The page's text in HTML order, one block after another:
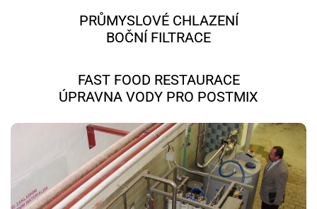
PRŮMYSLOVÉ CHLAZENÍ
BOČNÍ FILTRACE
FAST FOOD RESTAURACE
ÚPRAVNA VODY PRO POSTMIX